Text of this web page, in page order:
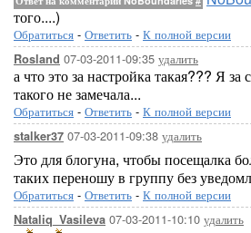
того....)
Обратиться - Ответить - К полной версии
Rosland 07-03-2011-09:35 удалить
а что это за настройка такая??? Я
такого не замечала...
Обратиться - Ответить - К полной версии
stalker37 07-03-2011-09:38 удалить
Это для блогуна, чтобы посещалка
таких переношу в группу без
Обратиться - Ответить - К полной версии
Nataliq_Vasileva 07-03-2011-10:10 удалить